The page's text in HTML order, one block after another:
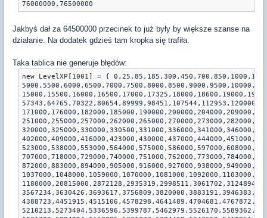
Jakbyś dał za 64500000 przecinek to już były by większe szanse na
działanie. Na dodatek gdzieś tam kropka się trafiła.
Taka tablica nie generuje błędów:
new LevelXP[1001] = {